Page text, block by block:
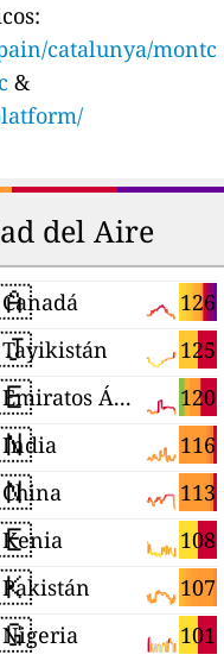
catalunya/montc
&
del Aire
126
Canadá
125
Tayikistán
120
Emiratos Árabes Unidos
116
India
113
China
108
Kenia
107
Pakistán
101
Nigeria